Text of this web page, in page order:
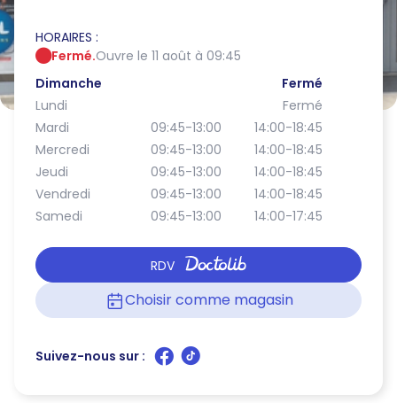
HORAIRES :
Fermé.Ouvre le 11 août à 09:45
Dimanche
Fermé
Lundi
Fermé
Mardi
09:45-13:00
14:00-18:45
Mercredi
09:45-13:00
14:00-18:45
Jeudi
09:45-13:00
14:00-18:45
Vendredi
09:45-13:00
14:00-18:45
Samedi
09:45-13:00 14:00-17:45
RDV
Choisir comme magasin
Suivez-nous sur :